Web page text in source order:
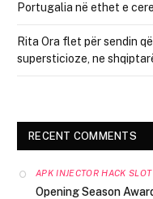
Portugalia në ethet e
Rita Ora flet për sendin
supersticioze, ne
RECENT COMMENTS
APK INJECTOR HACK
Opening Season